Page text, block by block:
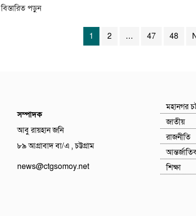
বিস্তারিত পড়ুন
1 2 … 47 48
সম্পাদক
আবু রায়হান জনি
৮৯ আগ্রাবাদ বা/এ , চট্টগ্রাম
news@ctgsomoy.net
মহানগর
জাতীয়
রাজনীতি
শিক্ষা